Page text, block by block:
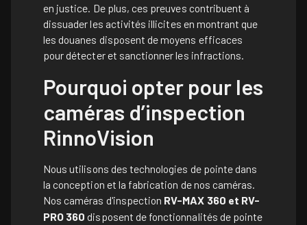
en justice. De plus, ces preuves contribuent à
dissuader les activités illicites en montrant que
les douanes disposent de moyens efficaces
pour détecter et sanctionner les infractions.
Pourquoi opter pour les
caméras d’inspection
RinnoVision
Nous utilisons des technologies de pointe dans
la conception et la fabrication de nos caméras.
Nos caméras d'inspection RV-MAX 360 et RV-
PRO 360 disposent de fonctionnalités de pointe